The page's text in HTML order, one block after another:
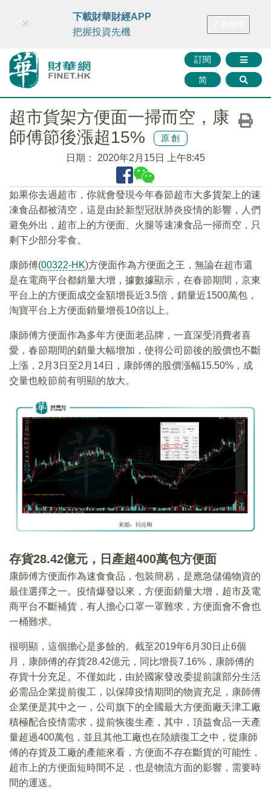
財華智庫網 FINTV FINMETA 財華證券 媒體矩陣
訂閱
简
×
下載財華財經APP
把握投資先機
超市貨架方便面一掃而空，康
師傅節後漲超15%
原創
日期： 2020年2月15日 上午8:45
如果你去過超市，你就會發現今年春節超市大多貨架上的速
凍食品都被清空，這是由於新型冠狀肺炎疫情的影響，人們
避免外出，超市上的方便面、火腿等速凍食品一掃而空，只
剩下少部分零食。
康師傅(00322-HK)方便面作為方便面之王，無論在超市還
是在電商平台都銷量大增，據數據顯示，在春節期間，京東
平台上的方便面成交金額增長近3.5倍，銷量近1500萬包，
淘寶平台上方便面銷量增長10倍以上。
康師傅方便面作為多年方便面老品牌，一直深受消費者喜
愛，春節期間的銷量大幅增加，使得公司節後的股價也不斷
上漲，2月3日至2月14日，康師傅的股價漲幅15.50%，成
交量也較節前有明顯的放大。
存貨28.42億元，日產超400萬包方便面
康師傅方便面作為速食食品，包裝簡易，是應急儲備物資的
最佳選擇之一。疫情爆發以來，方便面銷量大增，超市及電
商平台不斷補貨，有人擔心口罩一罩難求，方便面會不會也
一桶難求。
很明顯，這個擔心是多餘的。截至2019年6月30日止6個
月，康師傅的存貨28.42億元，同比增長7.16%，康師傅的
存貨十分充足。不僅如此，由於國家發改委提前讓部分生活
必需品企業提前復工，以保障疫情期間的物資充足，康師傅
企業便是其中之一，公司旗下的全國最大方便面廠天津工廠
積極配合疫情需求，提前恢復生產，其中，頂益食品一天產
量超過400萬包，並且其他工廠也在陸續復工之中，從康師
傅的存貨及工廠的產能來看，方便面不存在斷貨的可能性，
超市上的方便面短時間不足，也是物流方面的影響，需要時
間的運送。